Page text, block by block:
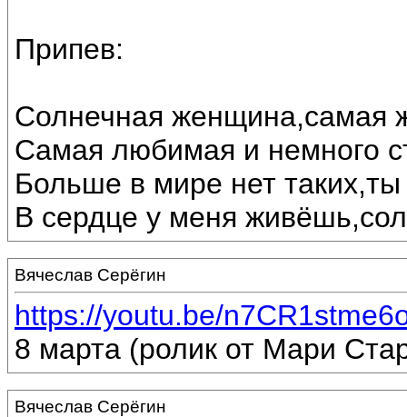
Припев:
Солнечная женщина,самая
Самая любимая и немного
Больше в мире нет
В сердце у меня
Вячеслав Серёгин
https://youtu.be/
8 марта (ролик от Мари
Вячеслав Серёгин